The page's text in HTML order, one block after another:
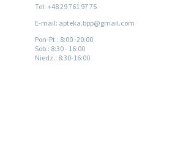
Tel: +48 29 761 97 75
E-mail: apteka.bpp@gmail.com
Pon-Pt.: 8:00 -20:00
Sob.: 8:30 - 16:00
Niedz.: 8:30-16:00